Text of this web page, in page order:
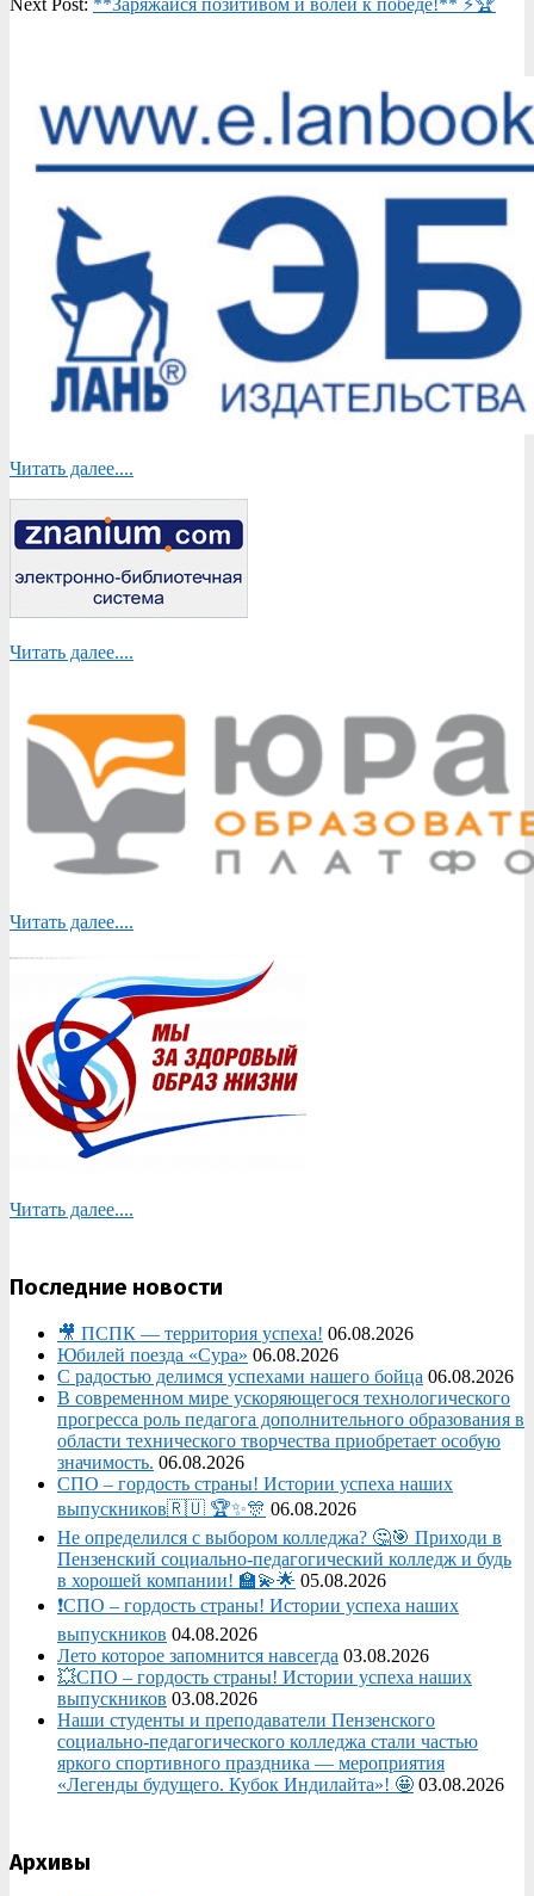
Next Post: **Заряжайся позитивом и волей к победе!** ⚡🏆
Читать далее....
Читать далее....
Читать далее....
Читать далее....
Последние новости
🎥 ПСПК — территория успеха! 06.08.2026
Юбилей поезда «Сура» 06.08.2026
С радостью делимся успехами нашего бойца 06.08.2026
В современном мире ускоряющегося технологического
прогресса роль педагога дополнительного образования в
области технического творчества приобретает особую
значимость. 06.08.2026
СПО – гордость страны! Истории успеха наших
выпускников🇷🇺 🏆✨🎊 06.08.2026
Не определился с выбором колледжа? 🤔🎯 Приходи в
Пензенский социально-педагогический колледж и будь
в хорошей компании! 🏫💫🌟 05.08.2026
❗СПО – гордость страны! Истории успеха наших
выпускников 04.08.2026
Лето которое запомнится навсегда 03.08.2026
💥СПО – гордость страны! Истории успеха наших
выпускников 03.08.2026
Наши студенты и преподаватели Пензенского
социально‑педагогического колледжа стали частью
яркого спортивного праздника — мероприятия
«Легенды будущего. Кубок Индилайта»! 🤩 03.08.2026
Архивы